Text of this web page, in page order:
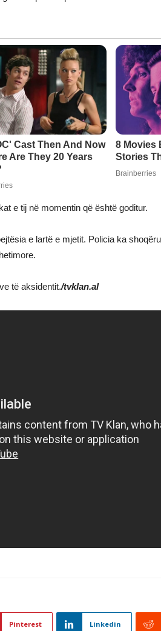
e tij në momentin që është goditur.
e lartë e mjetit. Policia ka
të aksidentit./tvklan.al
Pinterest Linkedin